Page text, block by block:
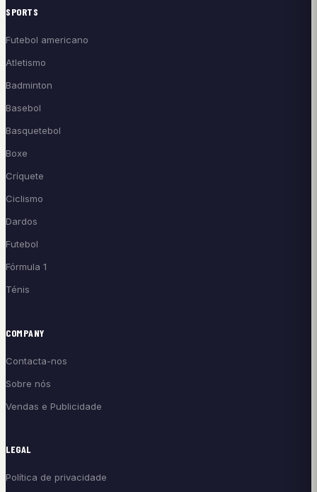
SPORTS
Futebol americano
Atletismo
Badminton
Basebol
Basquetebol
Boxe
Críquete
Ciclismo
Dardos
Futebol
Fórmula 1
Ténis
COMPANY
Contacta-nos
Sobre nós
Vendas e Publicidade
LEGAL
Política de privacidade